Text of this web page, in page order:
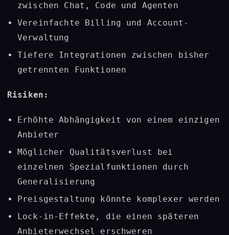
zwischen Chat, Code und Agenten
Vereinfachte Billing und Account-
Verwaltung
Tiefere Integrationen zwischen bisher
getrennten Funktionen
Risiken:
Erhöhte Abhängigkeit von einem einzigen
Anbieter
Möglicher Qualitätsverlust bei
einzelnen Spezialfunktionen durch
Generalisierung
Preisgestaltung könnte komplexer werden
Lock-in-Effekte, die einen späteren
Anbieterwechsel erschweren